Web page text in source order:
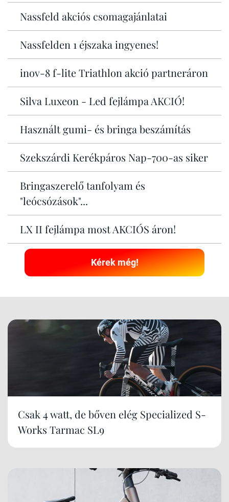
Nassfeld akciós csomagajánlatai
Nassfelden 1 éjszaka ingyenes!
inov-8 f-lite Triathlon akció partneráron
Silva Luxeon - Led fejlámpa AKCIÓ!
Használt gumi- és bringa beszámítás
Szekszárdi Kerékpáros Nap-700-as siker
Bringaszerelő tanfolyam és
"leócsózások"...
LX II fejlámpa most AKCIÓS áron!
Kérek még!
Csak 4 watt, de bőven elég Specialized S-
Works Tarmac SL9